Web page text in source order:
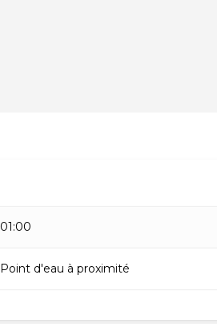
01:00
Point d'eau à proximité